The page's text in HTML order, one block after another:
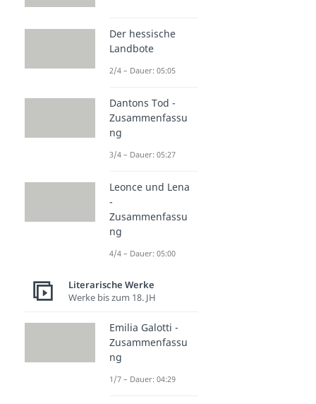
Der hessische
Landbote
2/4 – Dauer: 05:05
Dantons Tod -
Zusammenfassu
ng
3/4 – Dauer: 05:27
Leonce und Lena
-
Zusammenfassu
ng
4/4 – Dauer: 05:00
Literarische Werke
Werke bis zum 18. JH
Emilia Galotti -
Zusammenfassu
ng
1/7 – Dauer: 04:29